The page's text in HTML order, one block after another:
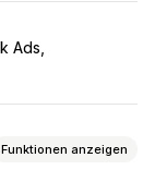
Ads
Funktionen anzeigen